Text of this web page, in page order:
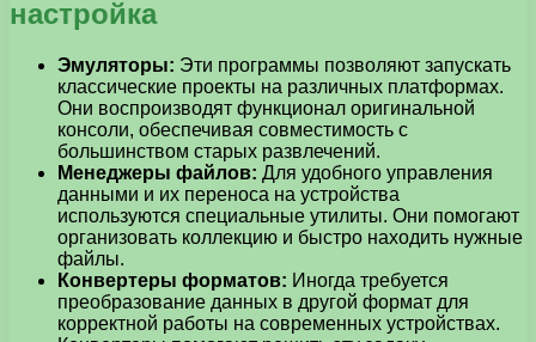
настройка
Эмуляторы: Эти программы позволяют запускать
классические проекты на различных платформах.
Они воспроизводят функционал оригинальной
консоли, обеспечивая совместимость с
большинством старых развлечений.
Менеджеры файлов: Для удобного управления
данными и их переноса на устройства
используются специальные утилиты. Они помогают
организовать коллекцию и быстро находить нужные
файлы.
Конвертеры форматов: Иногда требуется
преобразование данных в другой формат для
корректной работы на современных устройствах.